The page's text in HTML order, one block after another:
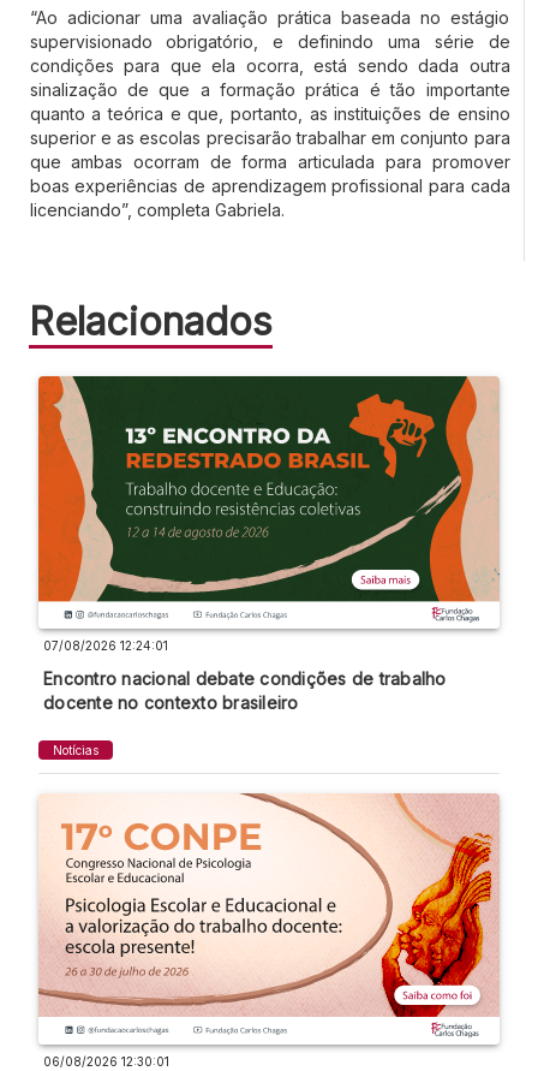
“Ao adicionar uma avaliação prática baseada no estágio
supervisionado obrigatório, e definindo uma série de
condições para que ela ocorra, está sendo dada outra
sinalização de que a formação prática é tão importante
quanto a teórica e que, portanto, as instituições de ensino
superior e as escolas precisarão trabalhar em conjunto para
que ambas ocorram de forma articulada para promover
boas experiências de aprendizagem profissional para cada
licenciando”, completa Gabriela.
Relacionados
07/08/2026 12:24:01
Encontro nacional debate condições de trabalho
docente no contexto brasileiro
Notícias
06/08/2026 12:30:01